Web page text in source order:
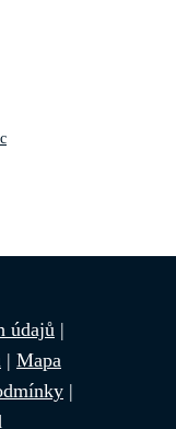
údajů |
| Mapa
|